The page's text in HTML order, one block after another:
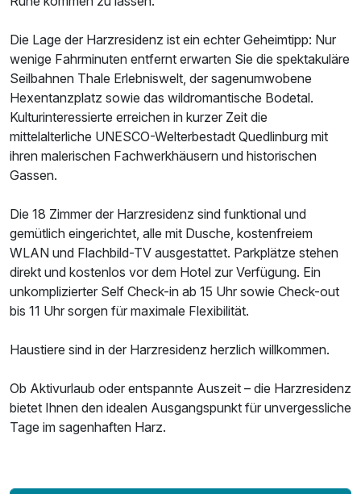
Ausstattung
Zusatznächte
Für 2 Tage
Dreibettzimmer
2 Erwachsene und 1 Kind
Die Lage der Harzresidenz ist ein echter Geheimtipp: Nur
wenige Fahrminuten entfernt erwarten Sie die spektakuläre
Seilbahnen Thale Erlebniswelt, der sagenumwobene
Hexentanzplatz sowie das wildromantische Bodetal.
Kulturinteressierte erreichen in kurzer Zeit die
mittelalterliche UNESCO-Welterbestadt Quedlinburg mit
ihren malerischen Fachwerkhäusern und historischen
Gassen.
Die 18 Zimmer der Harzresidenz sind funktional und
gemütlich eingerichtet, alle mit Dusche, kostenfreiem
WLAN und Flachbild-TV ausgestattet. Parkplätze stehen
direkt und kostenlos vor dem Hotel zur Verfügung. Ein
unkomplizierter Self Check-in ab 15 Uhr sowie Check-out
bis 11 Uhr sorgen für maximale Flexibilität.
Haustiere sind in der Harzresidenz herzlich willkommen.
Ob Aktivurlaub oder entspannte Auszeit – die Harzresidenz
bietet Ihnen den idealen Ausgangspunkt für unvergessliche
Tage im sagenhaften Harz.